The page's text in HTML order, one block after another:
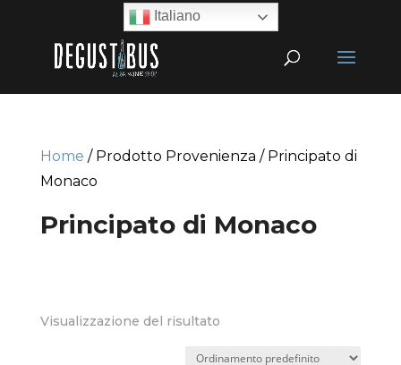
Home / Prodotto Provenienza / Principato di
Monaco
Principato di Monaco
Visualizzazione del risultato
Italiano